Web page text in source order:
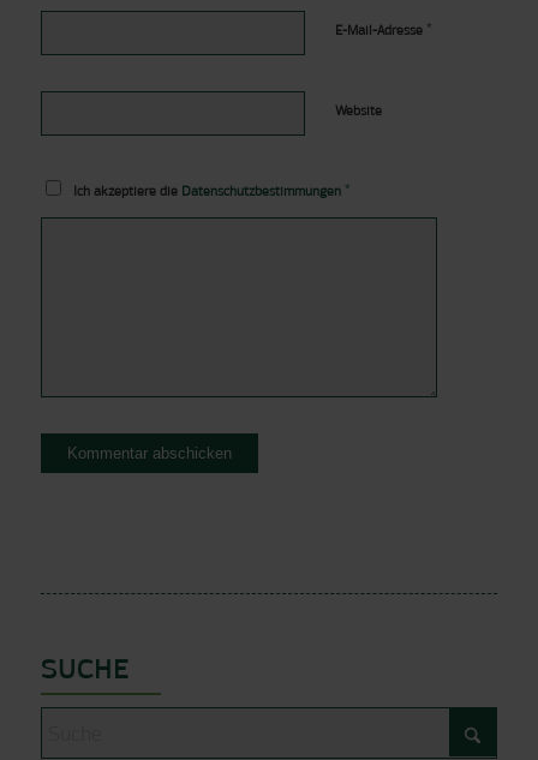
E-Mail-Adresse *
Website
Ich akzeptiere die Datenschutzbestimmungen *
SUCHE